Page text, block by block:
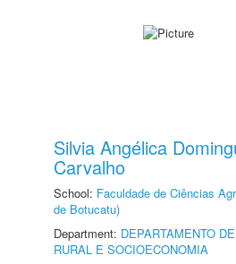
Silvia Angélica
Carvalho
School: Faculdade de Ciências
de Botucatu)
Department: DEPARTAMENTO
RURAL E SOCIOECONOMIA